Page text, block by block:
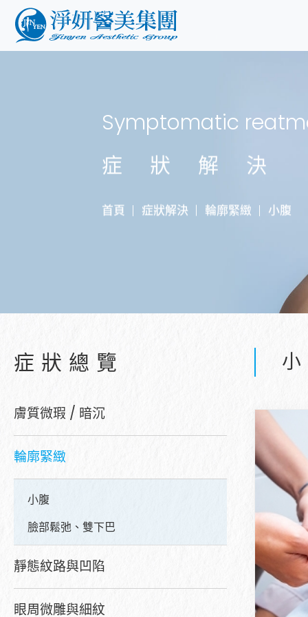
Symptomatic
症狀解決
首頁 症狀解決 輪廓緊緻 小腹
症狀總覽
膚質微瑕 / 暗沉
輪廓緊緻
小腹
臉部鬆弛、雙下巴
靜態紋路與凹陷
眼周微雕與細紋